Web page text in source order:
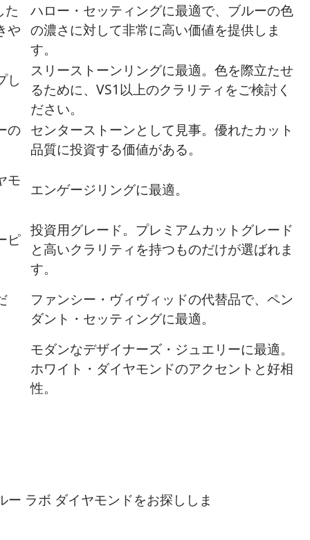
た
や
ハロー・セッティングに最適で、ブルーの色
の濃さに対して非常に高い価値を提供しま
す。
し
スリーストーンリングに最適。色を際立たせ
るために、VS1以上のクラリティをご検討く
ださい。
の センターストーンとして見事。優れたカット
品質に投資する価値がある。
モ
エンゲージリングに最適。
ピ
投資用グレード。プレミアムカットグレード
と高いクラリティを持つものだけが選ばれま
す。
ファンシー・ヴィヴィッドの代替品で、ペン
ダント・セッティングに最適。
モダンなデザイナーズ・ジュエリーに最適。
ホワイト・ダイヤモンドのアクセントと好相
性。
ラボ ダイヤモンドをお探ししま